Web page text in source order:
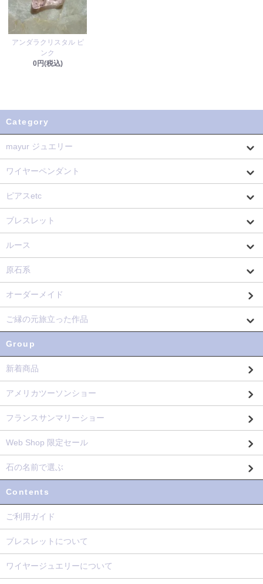
アンダラクリスタル ピ
ンク
0円(税込)
Category
mayur ジュエリー
ワイヤーペンダント
ピアスetc
ブレスレット
ルース
原石系
オーダーメイド
ご縁の元旅立った作品
Group
新着商品
アメリカツーソンショー
フランスサンマリーショー
Web Shop 限定セール
石の名前で選ぶ
Contents
ご利用ガイド
ブレスレットについて
ワイヤージュエリーについて